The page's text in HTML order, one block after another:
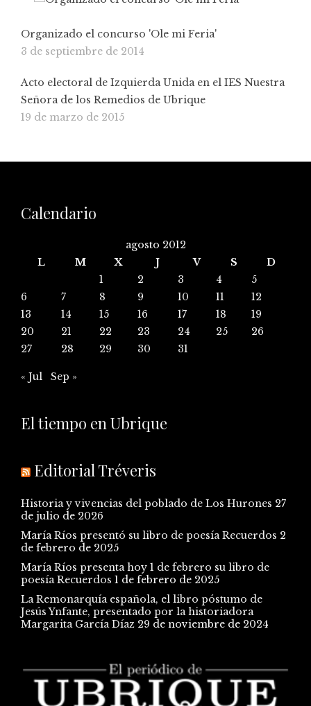
Organizado el concurso 'Ole mi Feria'
3 de septiembre de 2014
Acto electoral de Izquierda Unida en el IES Nuestra
Señora de los Remedios de Ubrique
19 de marzo de 2015
Calendario
agosto 2012
L
M X J V S
D
1
2 3 4
5
6
7 8 9 10 11
12
13
14 15 16 17 18
19
20
21 22 23 24 25
26
27
28 29 30 31
« Jul Sep »
El tiempo en Ubrique
Editorial Tréveris
Historia y vivencias del poblado de Los Hurones 27
de julio de 2026
María Ríos presentó su libro de poesía Recuerdos 2
de febrero de 2025
María Ríos presenta hoy 1 de febrero su libro de
poesía Recuerdos 1 de febrero de 2025
La Remonarquía española, el libro póstumo de
Jesús Ynfante, presentado por la historiadora
Margarita García Díaz 29 de noviembre de 2024